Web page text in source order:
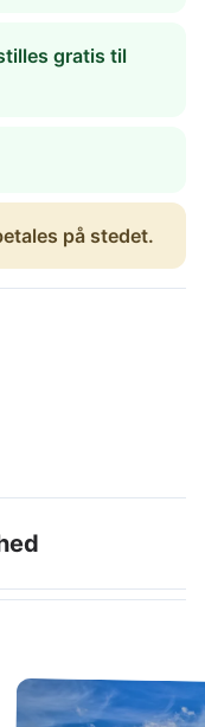
gratis til
på stedet.